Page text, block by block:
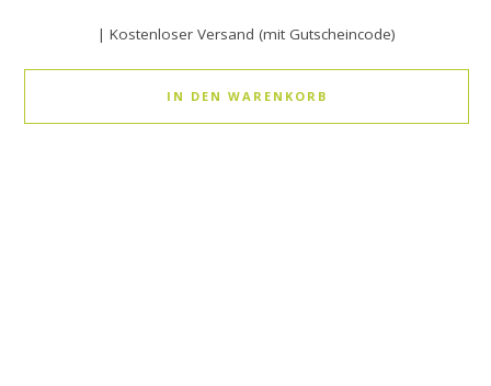
| Kostenloser Versand (mit Gutscheincode)
IN DEN WARENKORB